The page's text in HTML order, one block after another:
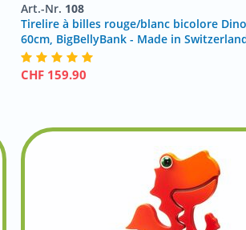
Art.-Nr. 108
Tirelire à billes rouge/blanc bicolore
60cm, BigBellyBank - Made in
CHF 159.90